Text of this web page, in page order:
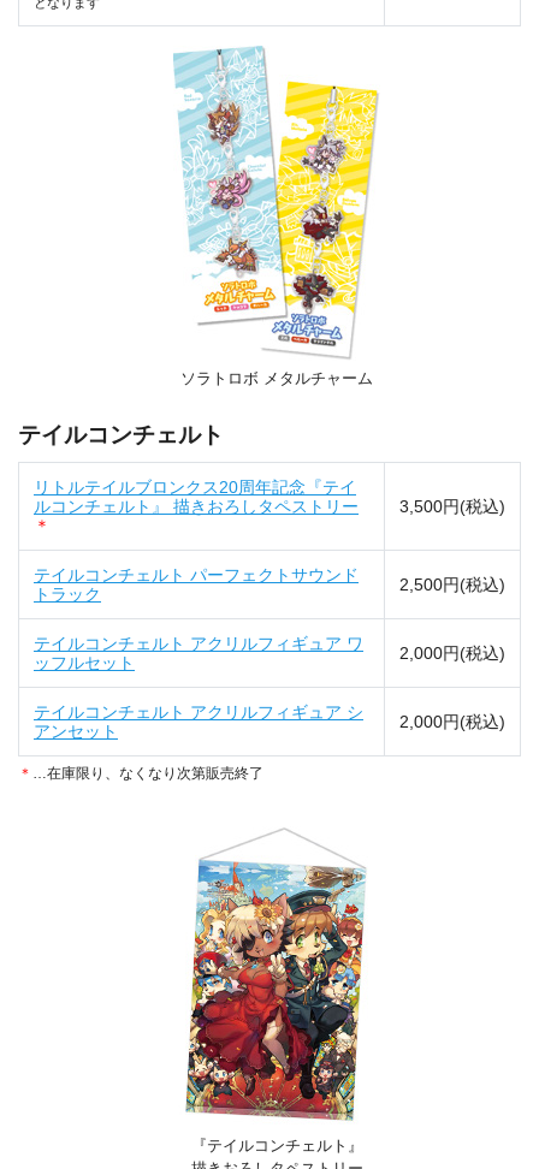
ソラトロボ メタルチャーム
テイルコンチェルト
リトルテイルブロンクス20周年記念『テイ
ルコンチェルト』 描きおろしタペストリー
＊
3,500円(税込)
テイルコンチェルト パーフェクトサウンド
トラック
2,500円(税込)
テイルコンチェルト アクリルフィギュア ワ
ッフルセット
2,000円(税込)
テイルコンチェルト アクリルフィギュア シ
アンセット
2,000円(税込)
＊ …在庫限り、なくなり次第販売終了
『テイルコンチェルト』